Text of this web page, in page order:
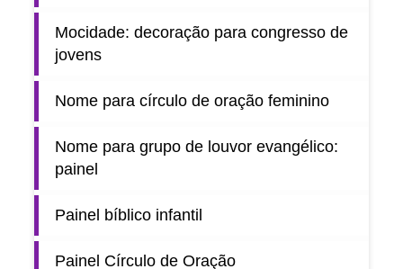
Mocidade: decoração para congresso de
jovens
Nome para círculo de oração feminino
Nome para grupo de louvor evangélico:
painel
Painel bíblico infantil
Painel Círculo de Oração